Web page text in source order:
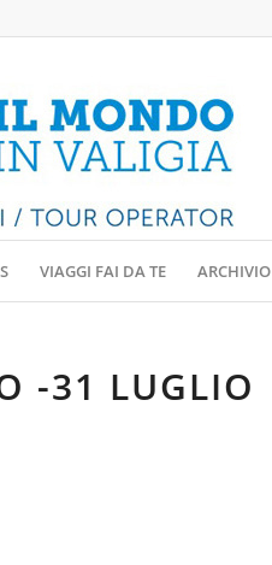
VIAGGI FAI DA TE ARCHIVIO
-31 LUGLIO